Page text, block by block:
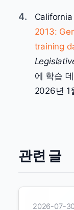
4.
2013:
training
에 학습
2026년 1
관련 글
2026-07-